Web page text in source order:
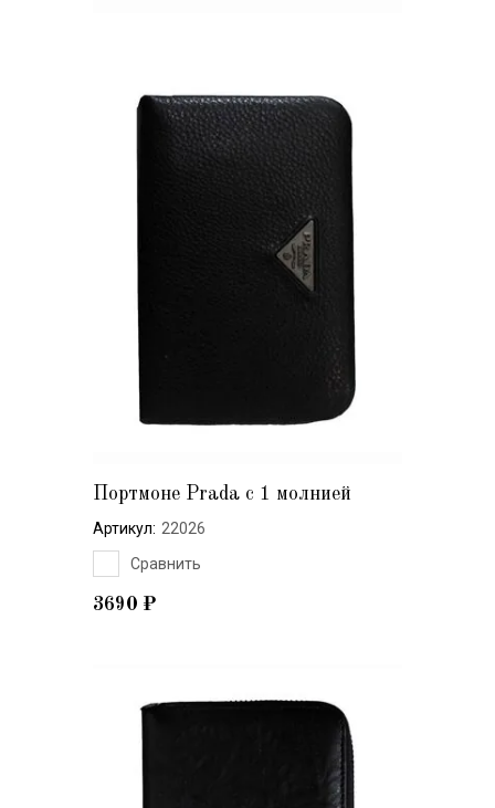
Портмоне Prada с 1 молнией
3690 ₽
Артикул: 22026
Сравнить